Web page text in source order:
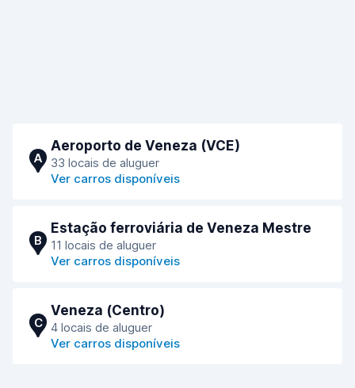
A
Aeroporto de Veneza (VCE)
33 locais de aluguer
Ver carros disponíveis
B
Estação ferroviária de Veneza Mestre
11 locais de aluguer
Ver carros disponíveis
C
Veneza (Сentro)
4 locais de aluguer
Ver carros disponíveis